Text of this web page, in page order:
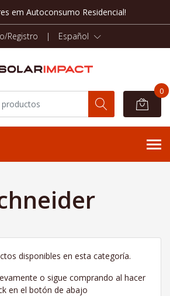
em Autoconsumo Residencial!
Registro | Español
0
disponibles en esta categoría.
o sigue comprando al hacer
en el botón de abajo